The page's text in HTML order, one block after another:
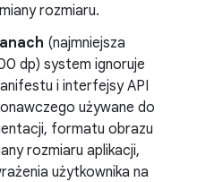
rozmiaru.
(najmniejsza
dp) system ignoruje
i interfejsy API
używane do
formatu obrazu
rozmiaru aplikacji,
użytkownika na